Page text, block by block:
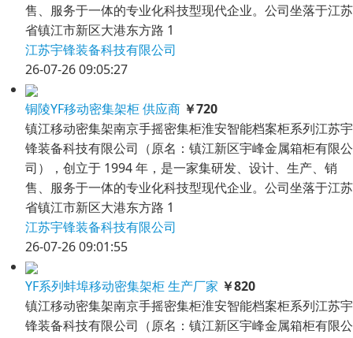
售、服务于一体的专业化科技型现代企业。公司坐落于江苏
省镇江市新区大港东方路 1
江苏宇锋装备科技有限公司
26-07-26 09:05:27
铜陵YF移动密集架柜 供应商 ￥720
镇江移动密集架南京手摇密集柜淮安智能档案柜系列江苏宇
锋装备科技有限公司（原名：镇江新区宇峰金属箱柜有限公
司），创立于 1994 年，是一家集研发、设计、生产、销
售、服务于一体的专业化科技型现代企业。公司坐落于江苏
省镇江市新区大港东方路 1
江苏宇锋装备科技有限公司
26-07-26 09:01:55
YF系列蚌埠移动密集架柜 生产厂家 ￥820
镇江移动密集架南京手摇密集柜淮安智能档案柜系列江苏宇
锋装备科技有限公司（原名：镇江新区宇峰金属箱柜有限公